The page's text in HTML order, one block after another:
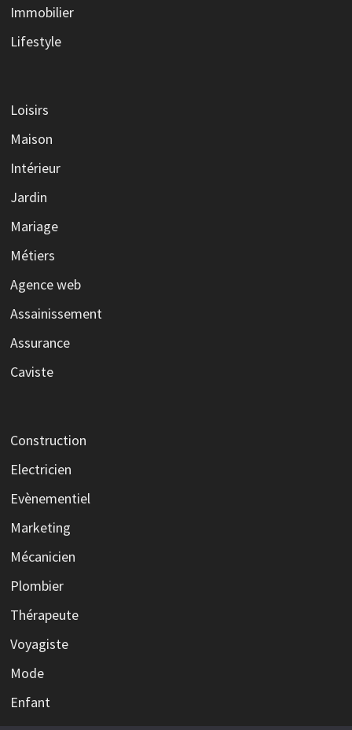
Immobilier
Lifestyle
Loisirs
Maison
Intérieur
Jardin
Mariage
Métiers
Agence web
Assainissement
Assurance
Caviste
Construction
Electricien
Evènementiel
Marketing
Mécanicien
Plombier
Thérapeute
Voyagiste
Mode
Enfant